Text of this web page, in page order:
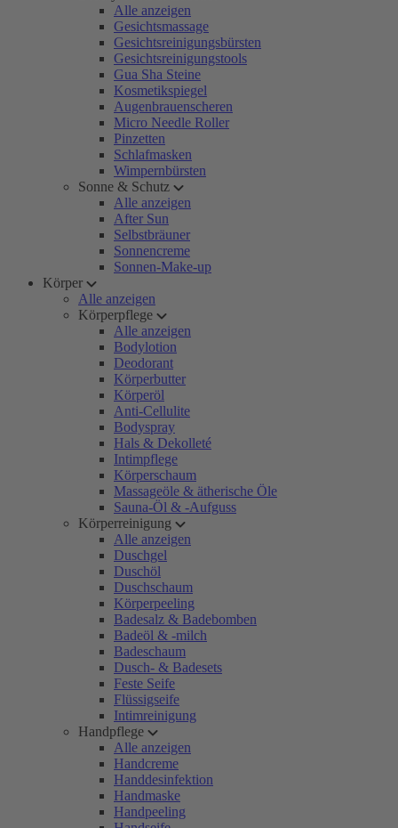
Alle anzeigen
Gesichtsmassage
Gesichtsreinigungsbürsten
Gesichtsreinigungstools
Gua Sha Steine
Kosmetikspiegel
Augenbrauenscheren
Micro Needle Roller
Pinzetten
Schlafmasken
Wimpernbürsten
Sonne & Schutz
Alle anzeigen
After Sun
Selbstbräuner
Sonnencreme
Sonnen-Make-up
Körper
Alle anzeigen
Körperpflege
Alle anzeigen
Bodylotion
Deodorant
Körperbutter
Körperöl
Anti-Cellulite
Bodyspray
Hals & Dekolleté
Intimpflege
Körperschaum
Massageöle & ätherische Öle
Sauna-Öl & -Aufguss
Körperreinigung
Alle anzeigen
Duschgel
Duschöl
Duschschaum
Körperpeeling
Badesalz & Badebomben
Badeöl & -milch
Badeschaum
Dusch- & Badesets
Feste Seife
Flüssigseife
Intimreinigung
Handpflege
Alle anzeigen
Handcreme
Handdesinfektion
Handmaske
Handpeeling